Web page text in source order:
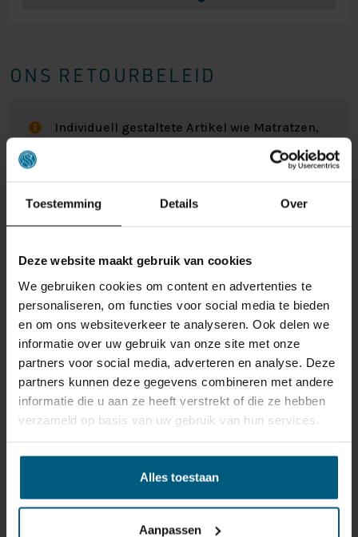
Toestemming Details Over
Deze website maakt gebruik van cookies
We gebruiken cookies om content en advertenties te
personaliseren, om functies voor social media te bieden
en om ons websiteverkeer te analyseren. Ook delen we
informatie over uw gebruik van onze site met onze
partners voor social media, adverteren en analyse. Deze
partners kunnen deze gegevens combineren met andere
informatie die u aan ze heeft verstrekt of die ze hebben
verzameld op basis van uw gebruik van hun services.
Alles toestaan
Aanpassen
ONS RETOURBELEID
Individuell gestaltete Artikel wie Matratzen,
Lattenroste, Obermatratzen und Boxspring-
uns nicht zurückgenommen werden.
Manchmal möchten Sie vielleicht eine Bestellung
gefällt, oder vielleicht gibt es einen anderen Grund,
warum Sie die Bestellung nicht wünschen. In jedem Fall
haben Sie das Recht, Ihre Bestellung bis zu14 Tage
nach Erhalt ohne Angabe von Gründen zu widerrufen
Bitte behandeln Sie das Produkt sorgfältig und
vergewissern Sie sich, dass es richtig verpackt ist, wenn
Sie es zurückschicken. Wenn das Produkt beschädigt
ist oder die Verpackung mehr als nötig beschädigt ist,